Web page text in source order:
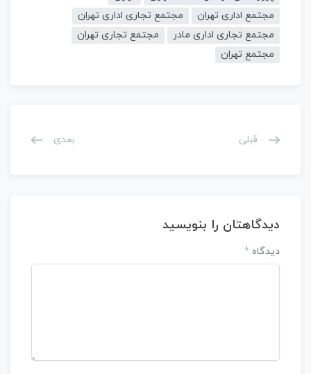
مجتمع اداری تهران
مجتمع تجاری اداری تهران
مجتمع تجاری اداری مادر
مجتمع تجاری تهران
مجتمع تهران
قبلی بعدی
دیدگاهتان را بنویسید
دیدگاه *